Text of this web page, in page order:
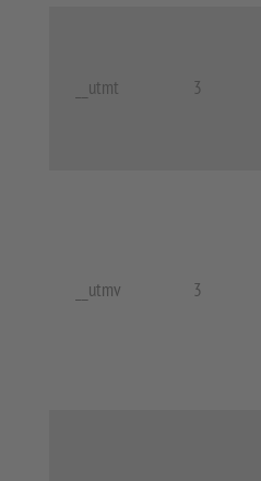
__utmt 3
__utmv 3